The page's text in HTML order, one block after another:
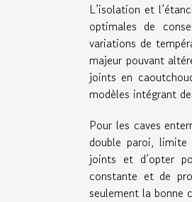
L’isolation et
optimales de
variations de
majeur pouvant
joints en
modèles intégrant
Pour les caves
double paroi, limite
joints et d’opter
constante et de
seulement la bonne